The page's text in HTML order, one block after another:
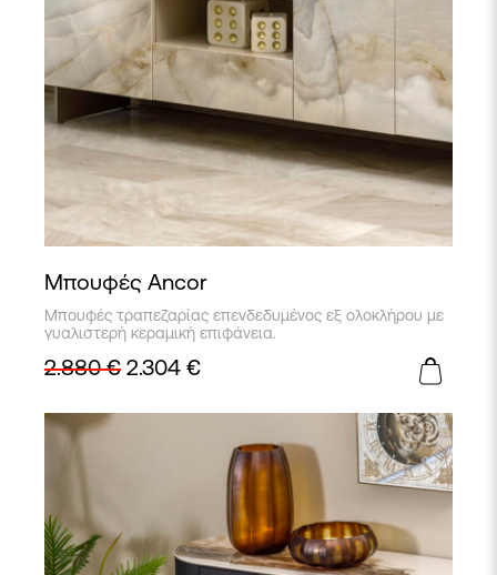
Μπουφές Ancor
Μπουφές τραπεζαρίας επενδεδυμένος εξ ολοκλήρου με
γυαλιστερή κεραμική επιφάνεια.
2.880€ 2.304 €